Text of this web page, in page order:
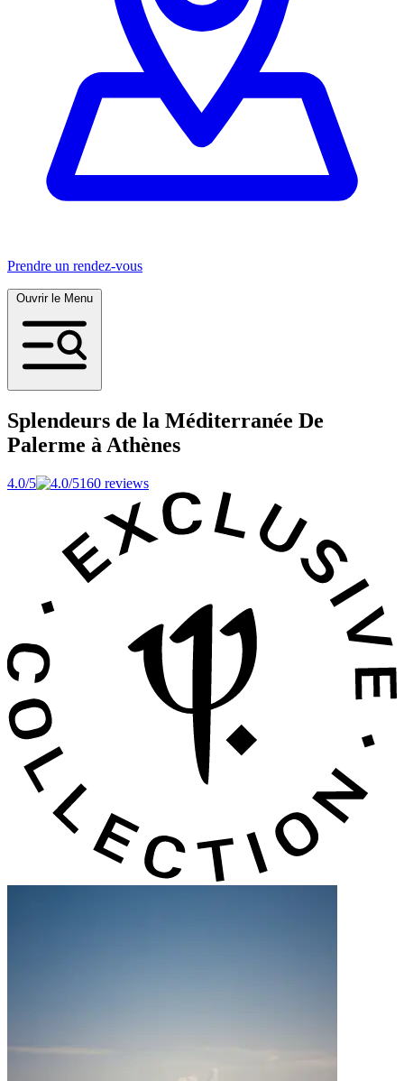
Prendre un rendez-vous
Splendeurs de la Méditerranée De
Palerme à Athènes
4.0/5 160 reviews